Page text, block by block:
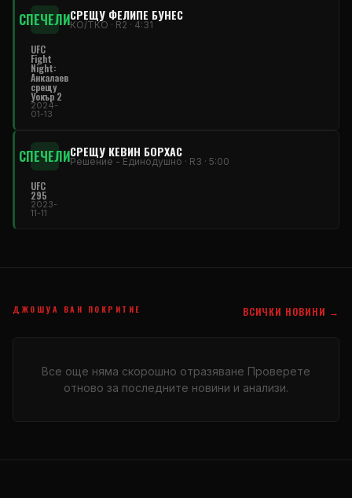
СПЕЧЕЛИСРЕЩУ ФЕЛИПЕ БУНЕС
КО/ТКО · R2 · 4:31
UFC
Fight
Night:
Анкалаев
срещу
Уокър 2
2024-
01-13
СПЕЧЕЛИСРЕЩУ КЕВИН БОРХАС
Решение - Единодушно · R3 · 5:00
UFC
295
2023-
11-11
ДЖОШУА ВАН ПОКРИТИЕ ВСИЧКИ НОВИНИ →
Все още няма скорошно отразяване Проверете
отново за последните новини и анализи.